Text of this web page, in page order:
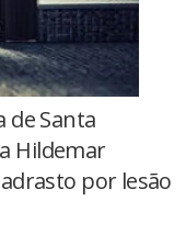
de Santa
Hildemar
por lesão